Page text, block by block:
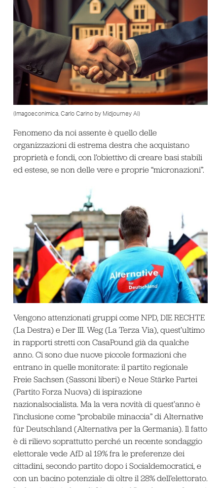
(Imagoeconimica, Carlo Carino by Midjourney AI)
Fenomeno da noi assente è quello delle
organizzazioni di estrema destra che acquistano
proprietà e fondi, con l’obiettivo di creare basi stabili
ed estese, se non delle vere e proprie “micronazioni”.
Vengono attenzionati gruppi come NPD, DIE RECHTE
(La Destra) e Der III. Weg (La Terza Via), quest’ultimo
in rapporti stretti con CasaPound già da qualche
anno. Ci sono due nuove piccole formazioni che
entrano in quelle monitorate: il partito regionale
Freie Sachsen (Sassoni liberi) e Neue Stärke Partei
(Partito Forza Nuova) di ispirazione
nazionalsocialista. Ma la vera novità di quest’anno è
l’inclusione come “probabile minaccia” di Alternative
für Deutschland (Alternativa per la Germania). Il fatto
è di rilievo soprattutto perché un recente sondaggio
elettorale vede AfD al 19% fra le preferenze dei
cittadini, secondo partito dopo i Socialdemocratici, e
con un bacino potenziale di oltre il 28% dell’elettorato.